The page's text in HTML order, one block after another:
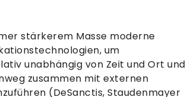
stärkerem Masse moderne
um
unabhängig von Zeit und Ort und
zusammen mit externen
(DeSanctis, Staudenmayer